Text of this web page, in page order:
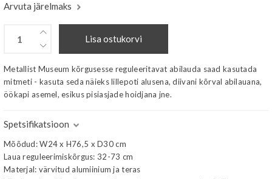
Arvuta järelmaks
Lisa ostukorvi
Metallist Museum kõrgusesse reguleeritavat abilauda saad kasutada
mitmeti - kasuta seda näieks lillepoti alusena, diivani kõrval abilauana,
öökapi asemel, esikus pisiasjade hoidjana jne.
Spetsifikatsioon
Mõõdud: W24 x H76,5 x D30 cm
Laua reguleerimiskõrgus: 32-73 cm
Materjal: värvitud alumiinium ja teras